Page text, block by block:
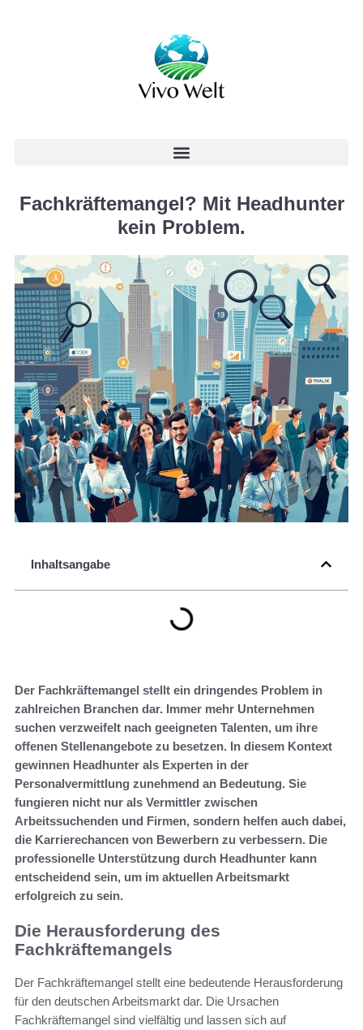
Fachkräftemangel? Mit Headhunter
kein Problem.
Inhaltsangabe
Der Fachkräftemangel stellt ein dringendes Problem in
zahlreichen Branchen dar. Immer mehr Unternehmen
suchen verzweifelt nach geeigneten Talenten, um ihre
offenen Stellenangebote zu besetzen. In diesem Kontext
gewinnen Headhunter als Experten in der
Personalvermittlung zunehmend an Bedeutung. Sie
fungieren nicht nur als Vermittler zwischen
Arbeitssuchenden und Firmen, sondern helfen auch dabei,
die Karrierechancen von Bewerbern zu verbessern. Die
professionelle Unterstützung durch Headhunter kann
entscheidend sein, um im aktuellen Arbeitsmarkt
erfolgreich zu sein.
Die Herausforderung des
Fachkräftemangels
Der Fachkräftemangel stellt eine bedeutende Herausforderung
für den deutschen Arbeitsmarkt dar. Die Ursachen
Fachkräftemangel sind vielfältig und lassen sich auf